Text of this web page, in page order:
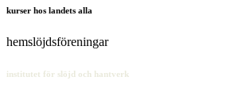
kurser hos landets alla
hemslöjdsföreningar
institutet för slöjd och hantverk